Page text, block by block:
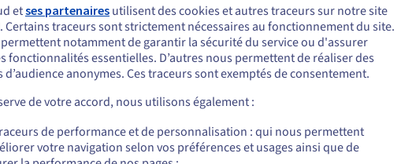
2. Le HTML et le CSS sont les premiers fichiers à
être traités, suivis de JavaScript. Son code est
traité dans le navigateur, au lieu d’être envoyé à un
3. Vous pouvez
éléments tels
l'utilisation de
semblez être localisé en États-Unis.
commander, rendez-vous sur le site de votre pays (États-Unis) et créez un
us.ovhcloud.com/
Anglais USD - $
etses partenaires utilisent des cookies et autres traceurs sur notre site
Certains traceurs sont strictement nécessaires au fonctionnement du site.
notamment de garantir la sécurité du service ou d'assurer
fonctionnalités essentielles. D’autres nous permettent de réaliser des
d’audience anonymes. Ces traceurs sont exemptés de consentement.
de votre accord, nous utilisons également :
de performance et de personnalisation : qui nous permettent
votre navigation selon vos préférences et usages ainsi que de